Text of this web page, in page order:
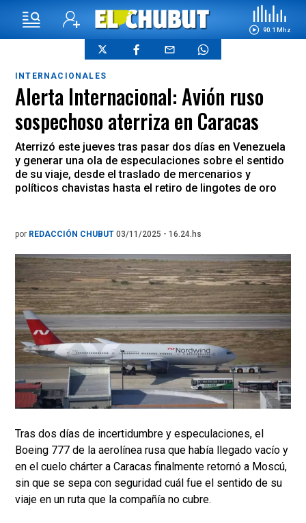
90.1 Mhz
INTERNACIONALES
Alerta Internacional: Avión ruso
sospechoso aterriza en Caracas
Aterrizó este jueves tras pasar dos días en Venezuela
y generar una ola de especulaciones sobre el sentido
de su viaje, desde el traslado de mercenarios y
políticos chavistas hasta el retiro de lingotes de oro
por REDACCIÓN CHUBUT 03/11/2025 - 16.24.hs
Tras dos días de incertidumbre y especulaciones, el
Boeing 777 de la aerolínea rusa que había llegado vacío y
en el cuelo chárter a Caracas finalmente retornó a Moscú,
sin que se sepa con seguridad cuál fue el sentido de su
viaje en un ruta que la compañía no cubre.